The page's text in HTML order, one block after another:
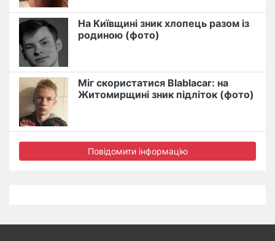
На Київщині зник хлопець разом із
родиною (фото)
Міг скористатися Blablacar: на
Житомирщині зник підліток (фото)
Повідомити інформацію